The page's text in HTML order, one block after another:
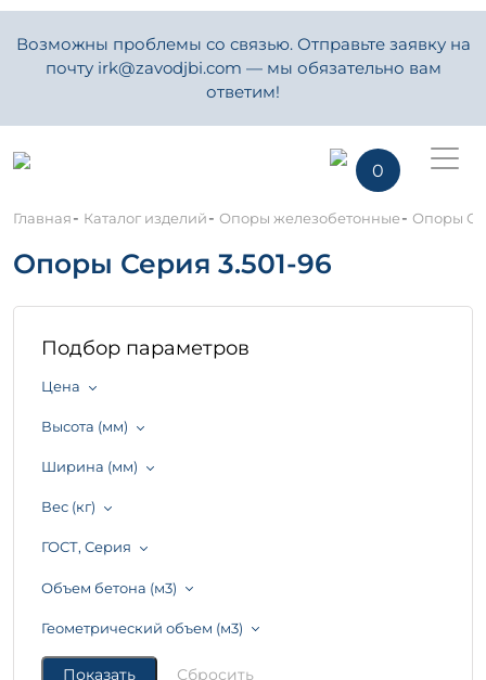
Возможны проблемы со связью. Отправьте заявку на
почту irk@zavodjbi.com — мы обязательно вам
ответим!
0
Главная- Каталог изделий- Опоры железобетонные- Опоры
Опоры Серия 3.501-96
Подбор параметров
Цена
Высота (мм)
Ширина (мм)
Вес (кг)
ГОСТ, Серия
Объем бетона (м3)
Геометрический объем (м3)